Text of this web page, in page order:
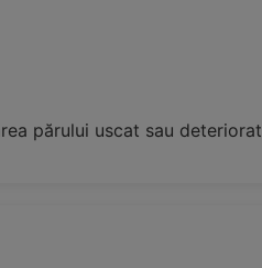
părului uscat sau deteriorat